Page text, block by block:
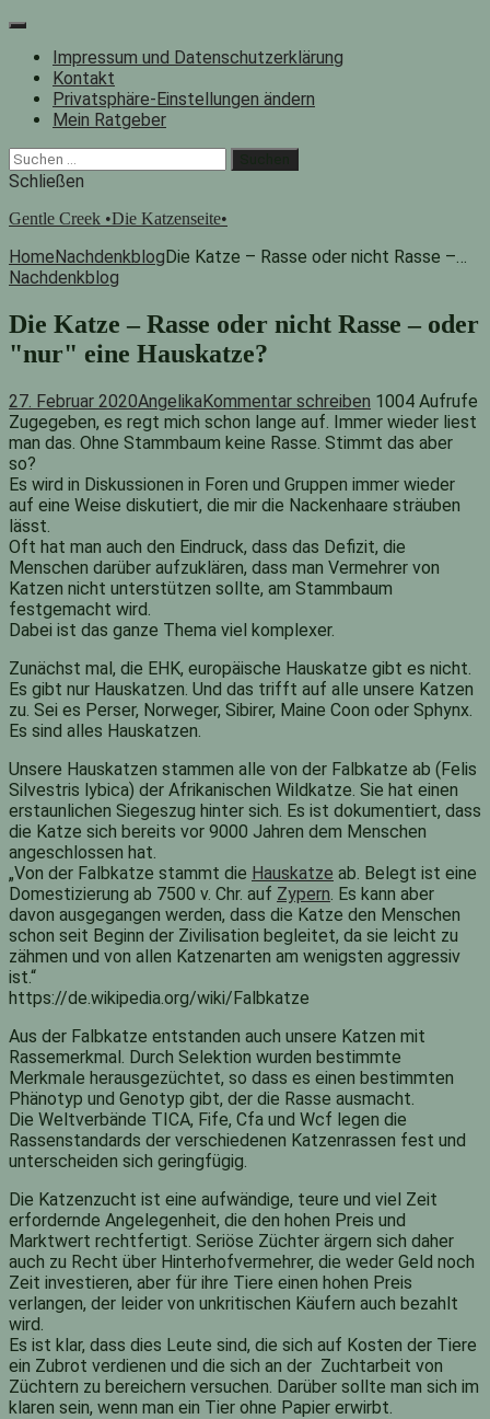
Zum
springenImpressum und Datenschutzerklärung
Kontakt
Privatsphäre-Einstellungen ändern
Mein Ratgeber
Facebook
Instagram
"Suche"-
Button
Suchen
nach:
Schließen
Gentle Creek •Die Katzenseite•
HomeNachdenkblogDie Katze – Rasse oder nicht Rasse –…
Nachdenkblog
Die Katze – Rasse oder nicht Rasse – oder
"nur" eine Hauskatze?
27. Februar 2020AngelikaKommentar schreiben 1004 Aufrufe
Zugegeben, es regt mich schon lange auf. Immer wieder liest
man das. Ohne Stammbaum keine Rasse. Stimmt das aber
so?
Es wird in Diskussionen in Foren und Gruppen immer wieder
auf eine Weise diskutiert, die mir die Nackenhaare sträuben
lässt.
Oft hat man auch den Eindruck, dass das Defizit, die
Menschen darüber aufzuklären, dass man Vermehrer von
Katzen nicht unterstützen sollte, am Stammbaum
festgemacht wird.
Dabei ist das ganze Thema viel komplexer.
Zunächst mal, die EHK, europäische Hauskatze gibt es nicht.
Es gibt nur Hauskatzen. Und das trifft auf alle unsere Katzen
zu. Sei es Perser, Norweger, Sibirer, Maine Coon oder Sphynx.
Es sind alles Hauskatzen.
Unsere Hauskatzen stammen alle von der Falbkatze ab (Felis
Silvestris lybica) der Afrikanischen Wildkatze. Sie hat einen
erstaunlichen Siegeszug hinter sich. Es ist dokumentiert, dass
die Katze sich bereits vor 9000 Jahren dem Menschen
angeschlossen hat.
„Von der Falbkatze stammt die Hauskatze ab. Belegt ist eine
Domestizierung ab 7500 v. Chr. auf Zypern. Es kann aber
davon ausgegangen werden, dass die Katze den Menschen
schon seit Beginn der Zivilisation begleitet, da sie leicht zu
zähmen und von allen Katzenarten am wenigsten aggressiv
ist.“
https://de.wikipedia.org/wiki/Falbkatze
Aus der Falbkatze entstanden auch unsere Katzen mit
Rassemerkmal. Durch Selektion wurden bestimmte
Merkmale herausgezüchtet, so dass es einen bestimmten
Phänotyp und Genotyp gibt, der die Rasse ausmacht.
Die Weltverbände TICA, Fife, Cfa und Wcf legen die
Rassenstandards der verschiedenen Katzenrassen fest und
unterscheiden sich geringfügig.
Die Katzenzucht ist eine aufwändige, teure und viel Zeit
erfordernde Angelegenheit, die den hohen Preis und
Marktwert rechtfertigt. Seriöse Züchter ärgern sich daher
auch zu Recht über Hinterhofvermehrer, die weder Geld noch
Zeit investieren, aber für ihre Tiere einen hohen Preis
verlangen, der leider von unkritischen Käufern auch bezahlt
wird.
Es ist klar, dass dies Leute sind, die sich auf Kosten der Tiere
ein Zubrot verdienen und die sich an der Zuchtarbeit von
Züchtern zu bereichern versuchen. Darüber sollte man sich im
klaren sein, wenn man ein Tier ohne Papier erwirbt.